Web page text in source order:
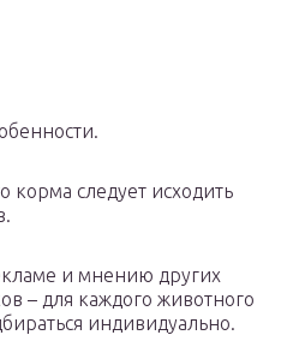
следует исходить
и мнению других
– для каждого животного
индивидуально.